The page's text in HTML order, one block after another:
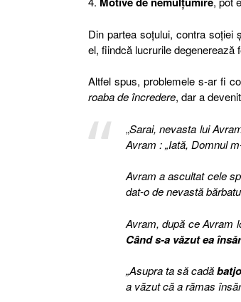
Din partea soţului, contra soţiei
el, fiindcă lucrurile degenerează
Altfel spus, problemele s-ar fi
roaba de încredere, dar a
„Sarai, nevasta lui
Avram : „Iată, Domnul
Avram a ascultat cele
dat-o de nevastă
Avram, după ce Avram
Când s-a văzut ea
„Asupra ta să cadă
a văzut că a rămas